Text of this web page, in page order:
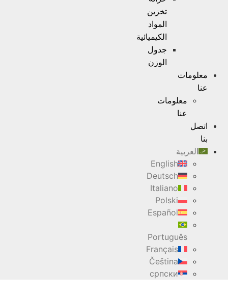
تخزين
المواد
الكيميائية
جدول
الوزن
معلومات
عنا
معلومات
عنا
اتصل
بنا
العربية
English
Deutsch
Italiano
Polski
Español
Português
Français
Čeština
српски